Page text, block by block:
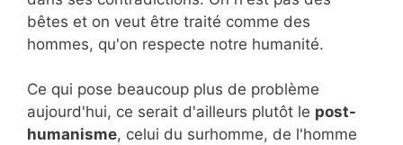
bêtes et on veut être traité comme des
hommes, qu'on respecte notre humanité.
Ce qui pose beaucoup plus de problème
aujourd'hui, ce serait d'ailleurs plutôt le post-
humanisme, celui du surhomme, de l'homme